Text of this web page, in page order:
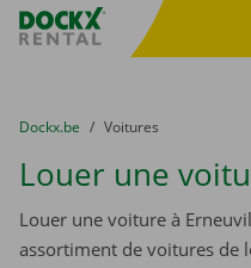
sitename
You are here:
du
Dockx.be to
Voitures
Louer une
Louer une voiture à
assortiment de voitures de